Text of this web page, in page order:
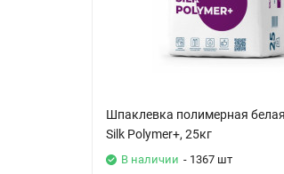
Шпаклевка полимерная
Silk Polymer+, 25кг
В наличии - 1367 шт